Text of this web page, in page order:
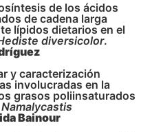
de los ácidos
de cadena larga
lípidos dietarios en el
diversicolor.
y caracterización
involucradas en la
grasos poliinsaturados
Namalycastis
Bainour